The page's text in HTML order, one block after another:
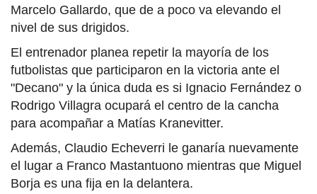
Marcelo Gallardo, que de a poco va elevando el
nivel de sus drigidos.
El entrenador planea repetir la mayoría de los
futbolistas que participaron en la victoria ante el
"Decano" y la única duda es si Ignacio Fernández o
Rodrigo Villagra ocupará el centro de la cancha
para acompañar a Matías Kranevitter.
Además, Claudio Echeverri le ganaría nuevamente
el lugar a Franco Mastantuono mientras que Miguel
Borja es una fija en la delantera.